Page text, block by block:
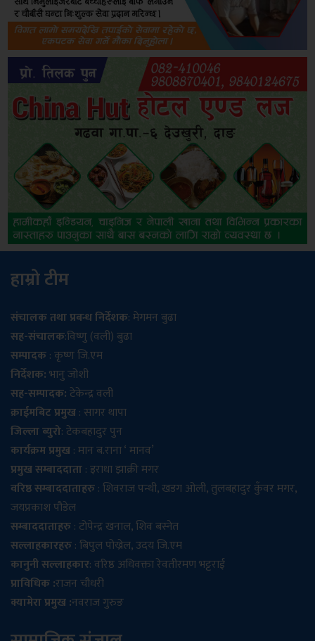
हाम्रो टीम
संचालक तथा प्रबन्ध निर्देशक: मेगमन बुढा
सह-संचालक:विष्णु (वली) बुढा
सम्पादक: कृष्ण जि.एम
निर्देशक:भानु जोशी
सह-सम्पादक:टेकेन्द्र वली
क्राईमबिट प्रमुख: सागर थापा
जिल्ला ब्युरो: टेकबहादुर पुन
कार्यक्रम प्रमुख: मान ब.राना ‘ मानव’
प्रमुख सम्बाददाता: इराधा झाक्री मगर
वरिष्ठ सम्बाददाताहरु: शिवराज पन्थी, खडग ओली, तुलबहादुर कुँवर मगर,
जयप्रकाश पौडेल
सम्बाददाताहरु: टोपेन्द्र खनाल, शिव बस्नेत
सल्लाहकारहरु: बिपुल पोख्रेल, उदय जि.एम
कानुनी सल्लाहकार: वरिष्ठ अधिवक्ता रेवतीरमण भट्टराई
प्राविधिक :राजन चौधरी
क्यामेरा प्रमुख :नवराज गुरुङ